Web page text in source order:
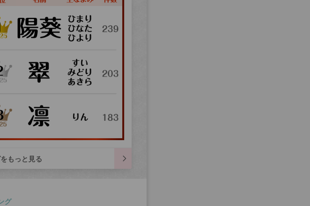
もっと見る
グ